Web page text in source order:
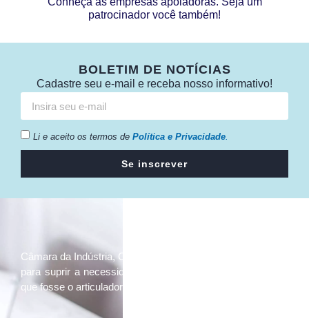
patrocinador você também!
BOLETIM DE NOTÍCIAS
Cadastre seu e-mail e receba nosso informativo!
Li e aceito os termos de Política e Privacidade
Se inscrever
Câmara da Indústria, Comércio e Serviços surgiu em 2005,
para suprir a necessidade da região de ter um organismo
que fosse o articulador da classe empresarial.